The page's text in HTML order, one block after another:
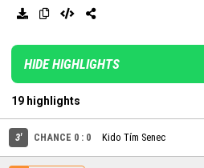
HIDE HIGHLIGHTS
19 highlights
3' CHANCE 0 : 0 Kido Tím Senec